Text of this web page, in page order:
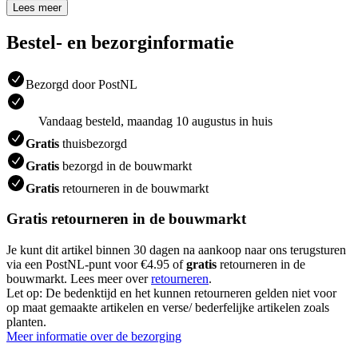
Lees meer
Bestel- en bezorginformatie
Bezorgd door PostNL
Vandaag besteld, maandag 10 augustus in huis
Gratis thuisbezorgd
Gratis bezorgd in de bouwmarkt
Gratis retourneren in de bouwmarkt
Gratis retourneren in de bouwmarkt
Je kunt dit artikel binnen 30 dagen na aankoop naar ons terugsturen
via een PostNL-punt voor €4.95 ofgratis retourneren in de
bouwmarkt. Lees meer overretourneren.
Let op: De bedenktijd en het kunnen retourneren gelden niet voor
op maat gemaakte artikelen en verse/ bederfelijke artikelen zoals
planten.
Meer informatie over de bezorging